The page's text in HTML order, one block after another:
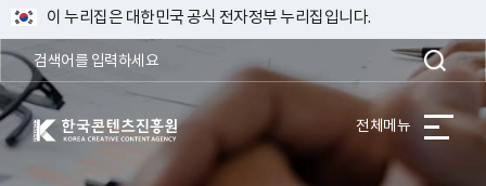
이 누리집은 대한민국 공식 전자정부 누리집입니다.
한국콘텐츠진흥원 KOREA CREATIVE CONTENT AGENCY 전체메뉴